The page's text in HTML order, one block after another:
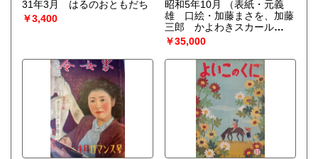
お））
31年3月 はるのおともだち
￥3,400
昭和5年10月
（表紙・元義
雄 口絵・加藤まさを、加藤
三郎 かよわきスカール
（詩・サトウハチロー 画・
松本勝治）井上たけし、中野
修二、柿原輝行 グラビヤ・
レヴュウ パリゼツト（巴里
で、素晴らしく流行してゐる
七ツの流行唄を主題としてつ
くられたこのレヴュウは、寶
塚の少女達によつて華々しく
上演されました）怪奇小説・
銀山王（押川春浪 画・井上
たけし）仲よし小よし二人組
￥35,000